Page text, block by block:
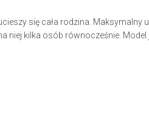
się cała rodzina. Maksymalny
niej kilka osób równocześnie.